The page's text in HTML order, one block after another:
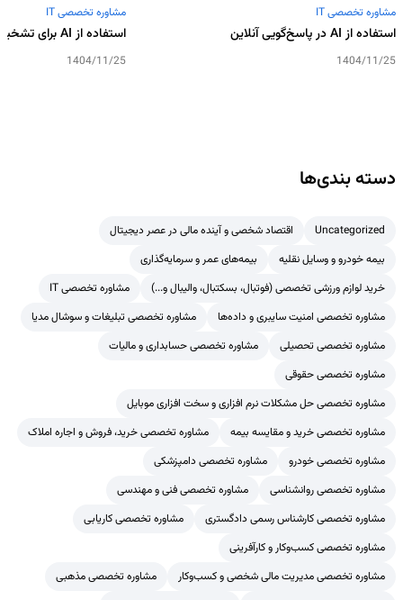
مشاوره تخصصی IT
استفاده از AI در پاسخ‌گویی آنلاین
1404/11/25
مشاوره تخصصی IT
استفاده از AI برای تشخیص کلاهبرداری اینترنتی
1404/11/25
دسته بندی‌ها
Uncategorized
اقتصاد شخصی و آینده مالی در عصر دیجیتال
بیمه خودرو و وسایل نقلیه
بیمه‌های عمر و سرمایه‌گذاری
خرید لوازم ورزشی تخصصی (فوتبال، بسکتبال، والیبال و...)
مشاوره تخصصی IT
مشاوره تخصصی امنیت سایبری و داده‌ها
مشاوره تخصصی تبلیغات و سوشال مدیا
مشاوره تخصصی تحصیلی
مشاوره تخصصی حسابداری و مالیات
مشاوره تخصصی حقوقی
مشاوره تخصصی حل مشکلات نرم افزاری و سخت افزاری موبایل
مشاوره تخصصی خرید و مقایسه بیمه
مشاوره تخصصی خرید، فروش و اجاره املاک
مشاوره تخصصی خودرو
مشاوره تخصصی دامپزشکی
مشاوره تخصصی روانشناسی
مشاوره تخصصی فنی و مهندسی
مشاوره تخصصی کارشناس رسمی دادگستری
مشاوره تخصصی کاریابی
مشاوره تخصصی کسب‌وکار و کارآفرینی
مشاوره تخصصی مدیریت مالی شخصی و کسب‌وکار
مشاوره تخصصی مذهبی